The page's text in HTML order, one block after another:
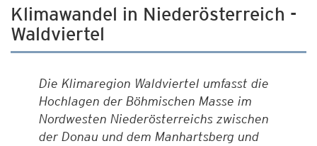
Klimawandel in Niederösterreich -
Waldviertel
Die Klimaregion Waldviertel umfasst die
Hochlagen der Böhmischen Masse im
Nordwesten Niederösterreichs zwischen
der Donau und dem Manhartsberg und